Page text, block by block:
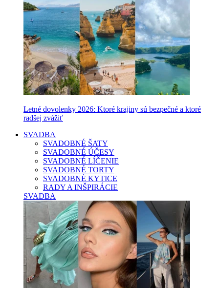
Letné dovolenky 2026: Ktoré krajiny sú bezpečné a ktoré
radšej zvážiť
SVADBA
SVADOBNÉ ŠATY
SVADOBNÉ ÚČESY
SVADOBNÉ LÍČENIE
SVADOBNÉ TORTY
SVADOBNÉ KYTICE
RADY A INŠPIRÁCIE
SVADBA